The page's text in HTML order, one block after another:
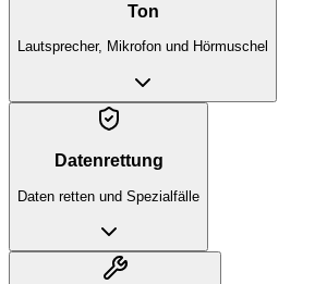
Ton
Lautsprecher, Mikrofon und Hörmuschel
Datenrettung
Daten retten und Spezialfälle